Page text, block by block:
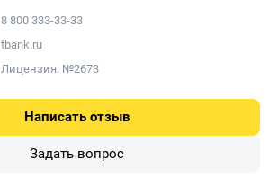
8 800 333-33-33
tbank.ru
Лицензия: №2673
Написать отзыв
Задать вопрос